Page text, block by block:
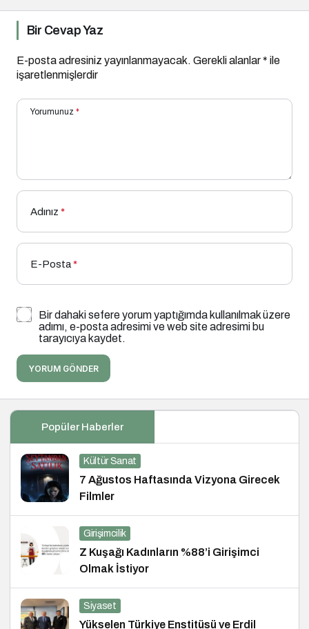
Bir Cevap Yaz
E-posta adresiniz yayınlanmayacak. Gerekli alanlar* ile
işaretlenmişlerdir
Yorumunuz *
Adınız *
E-Posta*
Bir dahaki sefere yorum yaptığımda kullanılmak üzere
adımı, e-posta adresimi ve web site adresimi bu
tarayıcıya kaydet.
YORUM GÖNDER
Popüler Haberler
Kültür Sanat
7 Ağustos Haftasında Vizyona Girecek
Filmler
Girişimcilik
Z Kuşağı Kadınların %88’i Girişimci
Olmak İstiyor
Siyaset
Yükselen Türkiye Enstitüsü ve Erdil